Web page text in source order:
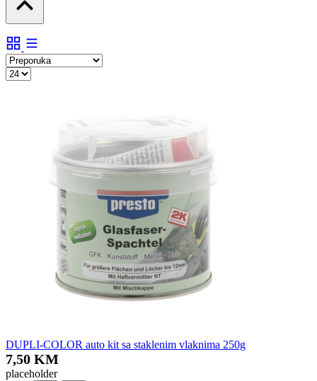
DUPLI-COLOR auto kit sa staklenim vlaknima 250g
7,50 KM
placeholder